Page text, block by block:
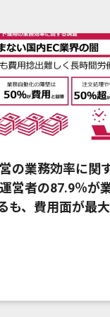
営の業務効率に関
営者の87.9％が
も、費用面が最